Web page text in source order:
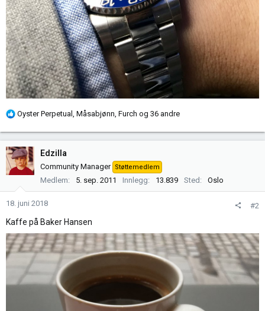
R
k
s
e
r
:
Oyster Perpetual , Måsabjønn, Furch og 36 andre
Edzilla
Community Manager Støttemedlem
Medlem 5. sep. 2011 Innlegg 13.839 Sted Oslo
18. juni 2018 #2
Kaffe på Baker Hansen